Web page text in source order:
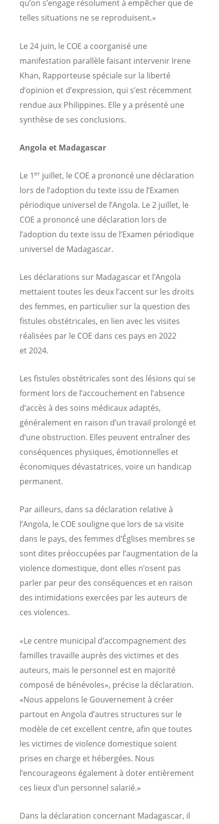
qu’on s’engage résolument à empêcher que de
telles situations ne se reproduisent.»
Le 24 juin, le COE a coorganisé une
manifestation parallèle faisant intervenir Irene
Khan, Rapporteuse spéciale sur la liberté
d’opinion et d’expression, qui s’est récemment
rendue aux Philippines. Elle y a présenté une
synthèse de ses conclusions.
Angola et Madagascar
Le 1er juillet, le COE a prononcé une déclaration
lors de l’adoption du texte issu de l’Examen
périodique universel de l’Angola. Le 2 juillet, le
COE a prononcé une déclaration lors de
l’adoption du texte issu de l’Examen périodique
universel de Madagascar.
Les déclarations sur Madagascar et l’Angola
mettaient toutes les deux l’accent sur les droits
des femmes, en particulier sur la question des
fistules obstétricales, en lien avec les visites
réalisées par le COE dans ces pays en 2022
et 2024.
Les fistules obstétricales sont des lésions qui se
forment lors de l’accouchement en l’absence
d’accès à des soins médicaux adaptés,
généralement en raison d’un travail prolongé et
d’une obstruction. Elles peuvent entraîner des
conséquences physiques, émotionnelles et
économiques dévastatrices, voire un handicap
permanent.
Par ailleurs, dans sa déclaration relative à
l’Angola, le COE souligne que lors de sa visite
dans le pays, des femmes d’Églises membres se
sont dites préoccupées par l’augmentation de la
violence domestique, dont elles n’osent pas
parler par peur des conséquences et en raison
des intimidations exercées par les auteurs de
ces violences.
«Le centre municipal d’accompagnement des
familles travaille auprès des victimes et des
auteurs, mais le personnel est en majorité
composé de bénévoles», précise la déclaration.
«Nous appelons le Gouvernement à créer
partout en Angola d’autres structures sur le
modèle de cet excellent centre, afin que toutes
les victimes de violence domestique soient
prises en charge et hébergées. Nous
l’encourageons également à doter entièrement
ces lieux d’un personnel salarié.»
Dans la déclaration concernant Madagascar, il